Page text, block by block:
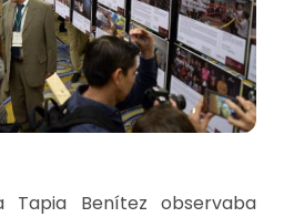
Tapia Benítez observaba